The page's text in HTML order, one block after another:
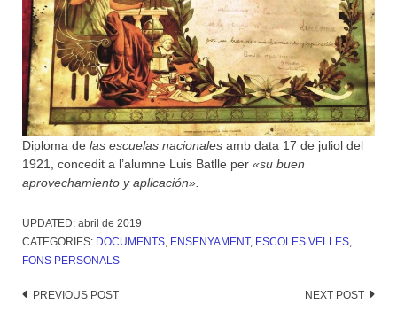
Diploma de las escuelas nacionales amb data 17 de juliol del
1921, concedit a l’alumne Luis Batlle per «su buen
aprovechamiento y aplicación».
UPDATED: abril de 2019
CATEGORIES: DOCUMENTS, ENSENYAMENT, ESCOLES VELLES,
FONS PERSONALS
Post
PREVIOUS POST NEXT POST